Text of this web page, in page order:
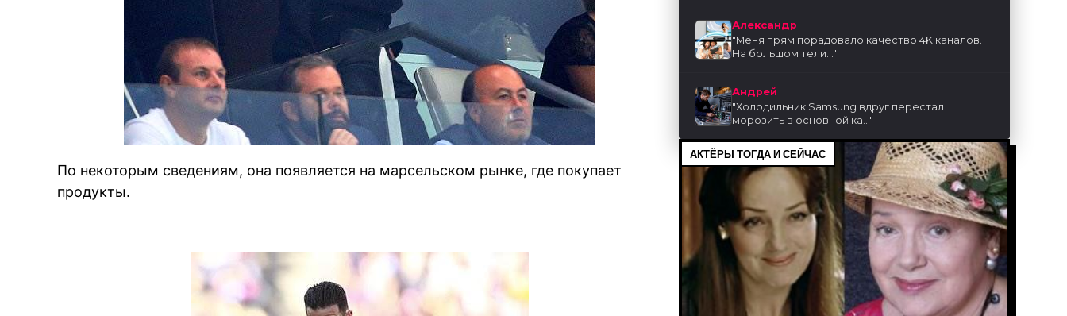
По некоторым сведениям, она появляется на марсельском рынке, где покупает
продукты.
Александр
"Меня прям порадовало качество 4K каналов.
На большом тели..."
Андрей
"Холодильник Samsung вдруг перестал
морозить в основной ка..."
АКТЁРЫ ТОГДА И СЕЙЧАС